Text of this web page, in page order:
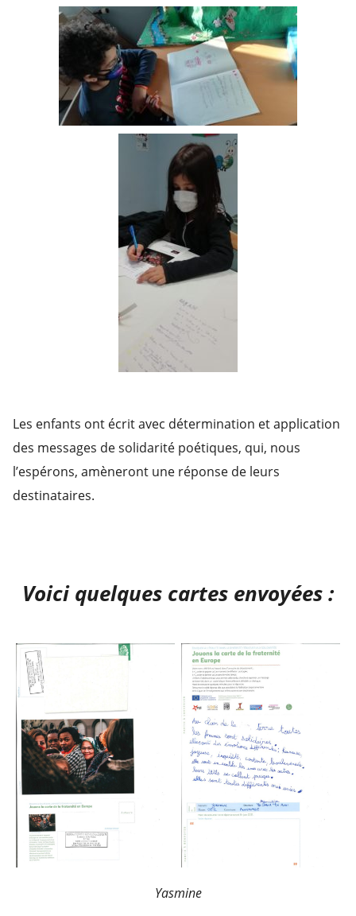
Les enfants ont écrit avec détermination et application
des messages de solidarité poétiques, qui, nous
l’espérons, amèneront une réponse de leurs
destinataires.
Voici quelques cartes envoyées :
Yasmine